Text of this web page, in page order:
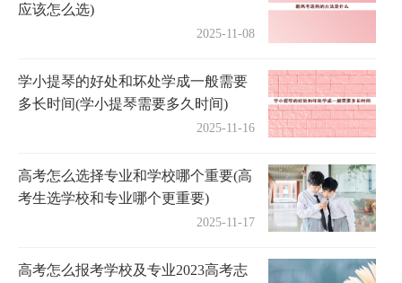
应该怎么选)
2025-11-08
学小提琴的好处和坏处学成一般需要
多长时间(学小提琴需要多久时间)
2025-11-16
高考怎么选择专业和学校哪个重要(高
考生选学校和专业哪个更重要)
2025-11-17
高考怎么报考学校及专业2023高考志